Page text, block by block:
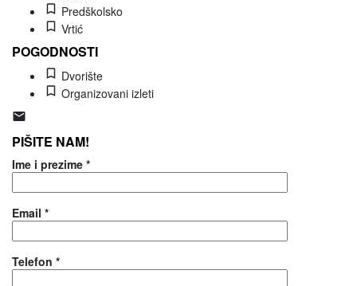
Predškolsko
Vrtić
POGODNOSTI
Dvorište
Organizovani izleti
PIŠITE NAM!
Ime i prezime *
Email *
Telefon *